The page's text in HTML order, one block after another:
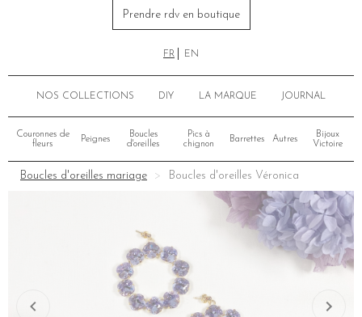
Prendre rdv en boutique
FR EN
NOS COLLECTIONS DIY LA MARQUE JOURNAL
Couronnes de
fleurs
Peignes
Boucles
d'oreilles
Pics à
chignon
Barrettes Autres
Bijoux
Victoire
Boucles d'oreilles mariage Boucles d'oreilles Véronica